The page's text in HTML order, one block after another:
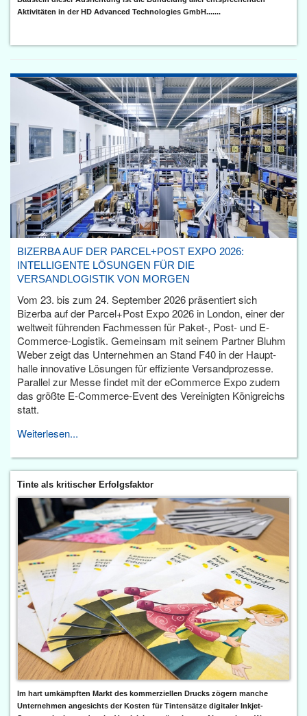
Aktivitäten in der HD Advanced Technologies GmbH.......
BIZERBA AUF DER PARCEL+POST EXPO 2026:
INTELLIGENTE LÖSUNGEN FÜR DIE
VERSANDLOGISTIK VON MORGEN
Vom 23. bis zum 24. September 2026 präsentiert sich
Bizerba auf der Parcel+Post Expo 2026 in London, einer der
weltweit führenden Fachmessen für Paket-, Post- und E-
Commerce-Logistik. Gemeinsam mit seinem Partner Bluhm
Weber zeigt das Unternehmen an Stand F40 in der Haupt­
halle innovative Lösungen für effiziente Versandprozesse.
Parallel zur Messe findet mit der eCommerce Expo zudem
das größte E-Commerce-Event des Vereinigten Königreichs
statt.
Weiterlesen...
Tinte als kritischer Erfolgsfaktor
Im hart umkämpften Markt des kommerziellen Drucks zögern manche
Unternehmen angesichts der Kosten für Tintensätze digitaler Inkjet-